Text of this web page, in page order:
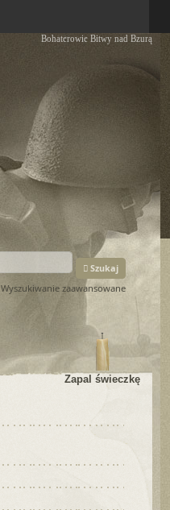
Bohaterowie Bitwy nad Bzurą
Szukaj
Wyszukiwanie zaawansowane
Zapal świeczkę